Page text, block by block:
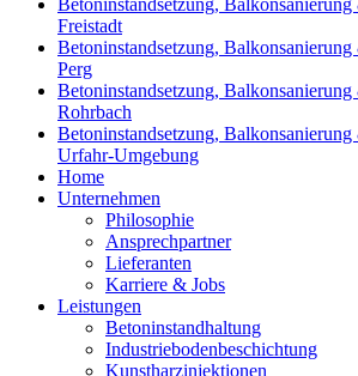
Betoninstandsetzung, Balkonsanierung
Freistadt
Betoninstandsetzung, Balkonsanierung
Perg
Betoninstandsetzung, Balkonsanierung
Rohrbach
Betoninstandsetzung, Balkonsanierung
Urfahr-Umgebung
Home
Unternehmen
Philosophie
Ansprechpartner
Lieferanten
Karriere & Jobs
Leistungen
Betoninstandhaltung
Industriebodenbeschichtung
Kunstharzinjektionen